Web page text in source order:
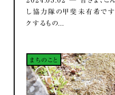
し協力隊の甲斐未有希です
クするもの...
まちのこと